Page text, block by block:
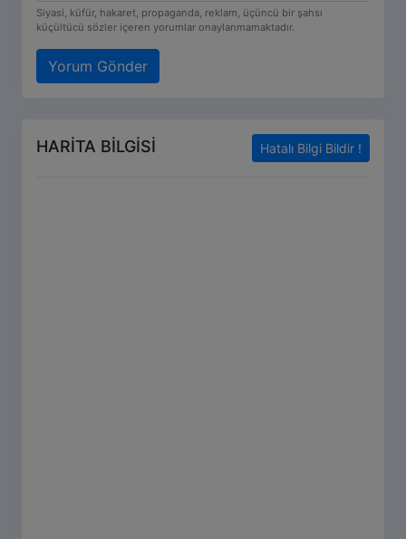
Siyasi, küfür, hakaret, propaganda, reklam, üçüncü bir şahsı
küçültücü sözler içeren yorumlar onaylanmamaktadır.
Yorum Gönder
HARİTA BİLGİSİ Hatalı Bilgi Bildir !